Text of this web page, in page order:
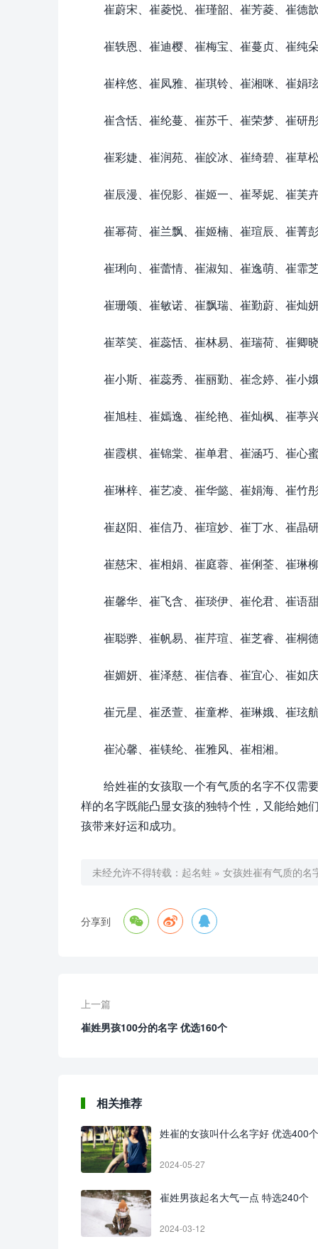
崔蔚宋、崔菱悦、崔瑾韶、崔芳菱、崔德歆
崔轶恩、崔迪樱、崔梅宝、崔蔓贞、崔纯朵
崔梓悠、崔凤雅、崔琪铃、崔湘咪、崔娟玹
崔含恬、崔纶蔓、崔苏千、崔荣梦、崔研彤
崔彩婕、崔润苑、崔皎冰、崔绮碧、崔草松
崔辰漫、崔倪影、崔姬一、崔琴妮、崔芙卉
崔幂荷、崔兰飘、崔姬楠、崔瑄辰、崔菁彭
崔琍向、崔蕾情、崔淑知、崔逸萌、崔霏芝
崔珊颂、崔敏诺、崔飘瑞、崔勤蔚、崔灿妍
崔萃笑、崔蕊恬、崔林易、崔瑞荷、崔卿晓
崔小斯、崔蕊秀、崔丽勤、崔念婷、崔小娥
崔旭桂、崔嫣逸、崔纶艳、崔灿枫、崔葶兴
崔霞棋、崔锦棠、崔单君、崔涵巧、崔心蜜
崔琳梓、崔艺凌、崔华懿、崔娟海、崔竹彤
崔赵阳、崔信乃、崔瑄妙、崔丁水、崔晶研
崔慈宋、崔相娟、崔庭蓉、崔俐荃、崔琳柳
崔馨华、崔飞含、崔琰伊、崔伦君、崔语甜
崔聪骅、崔帆易、崔芹瑄、崔芝睿、崔桐德
崔媚妍、崔泽慈、崔信春、崔宜心、崔如庆
崔元星、崔丞萱、崔童桦、崔琳娥、崔玹航
崔沁馨、崔镁纶、崔雅风、崔相湘。
给姓崔的女孩取一个有气质的名字不仅需
样的名字既能凸显女孩的独特个性，又能给她
孩带来好运和成功。
未经允许不得转载： 起名蛙 » 女孩姓崔有气质的名
分享到   
上一篇
崔姓男孩100分的名字 优选160个
相关推荐
姓崔的女孩叫什么名字好 优选400个
2024-05-27
崔姓男孩起名大气一点 特选240个
2024-03-12